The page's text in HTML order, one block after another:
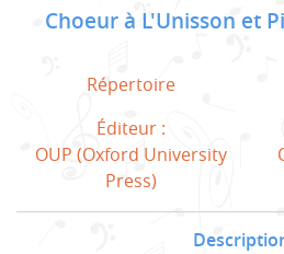
Choeur à L'Unisson et
Répertoire
Éditeur :
OUP (Oxford University
Press)